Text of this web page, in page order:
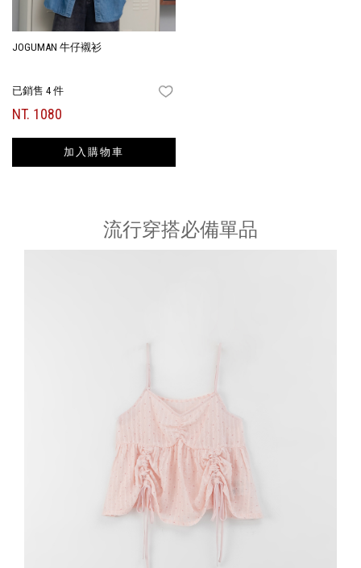
JOGUMAN 牛仔襯衫
已銷售 4 件
NT. 1080
加入購物車
流行穿搭必備單品